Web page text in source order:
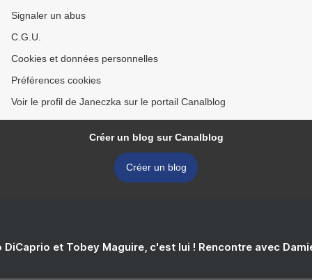
Signaler un abus
C.G.U.
Cookies et données personnelles
Préférences cookies
Voir le profil de Janeczka sur le portail Canalblog
Créer un blog sur Canalblog
Créer un blog
DiCaprio et Tobey Maguire, c'est lui ! Rencontre avec